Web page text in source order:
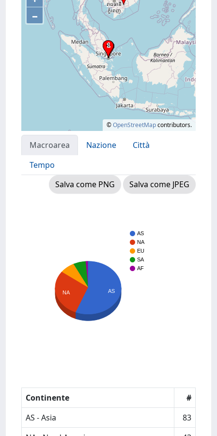
–
©OpenStreetMapcontributors.
Macroarea Nazione
Città
Tempo
Salva come PNG
Salva come JPEG
AS
NA
EU
SA
AF
NA AS
Continente
#
AS - Asia
83